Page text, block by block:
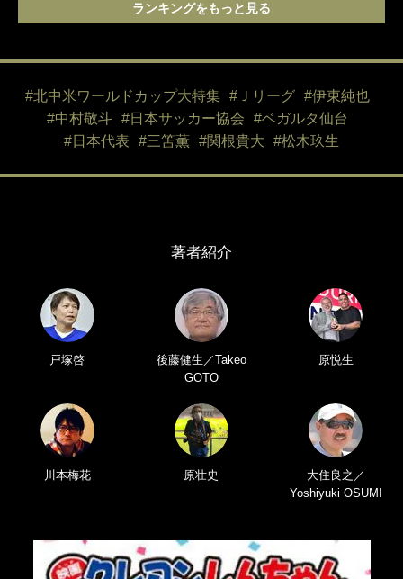
ランキングをもっと見る
#北中米ワールドカップ大特集 #Ｊリーグ
#伊東純也
#中村敬斗
#日本サッカー協会
#ベガルタ仙台
#日本代表
#三笘薫 #関根貴大 #松木玖生
著者紹介
戸塚啓
後藤健生／Takeo
GOTO
原悦生
川本梅花 原壮史
大住良之／
Yoshiyuki OSUMI